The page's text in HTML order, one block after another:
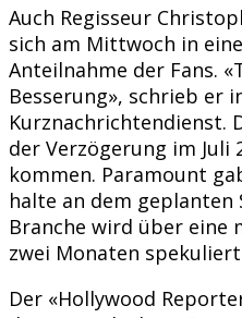
Auch Regisseur
sich am Mittwoch in
Anteilnahme der Fans.
Besserung», schrieb er
Kurznachrichtendienst.
der Verzögerung im Juli
kommen. Paramount
halte an dem
Branche wird über eine
zwei Monaten
Der «Hollywood